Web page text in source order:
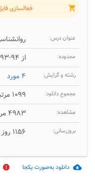
shopping_cart فعالسازی
عنوان درس:
محدوده: از ۹۴-۹۳ تا ۱۴۰۲-۱۴۰۱
رشته و گرایش: ۴ مورد
مجموع دانلود: ۱۰۹۹ مرتبه
مشاهده: ۴۹۸۳ مرتبه
بروزرسانی: ۱۱۵۶ روز قبل
cloud_download دانلود به‌صورت یکجا report